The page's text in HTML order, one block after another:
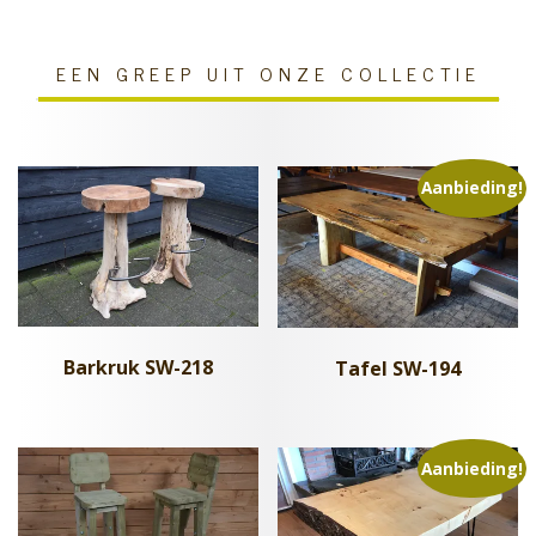
EEN GREEP UIT ONZE COLLECTIE
Barkruk SW-218
Aanbieding!
Tafel SW-194
Aanbieding!